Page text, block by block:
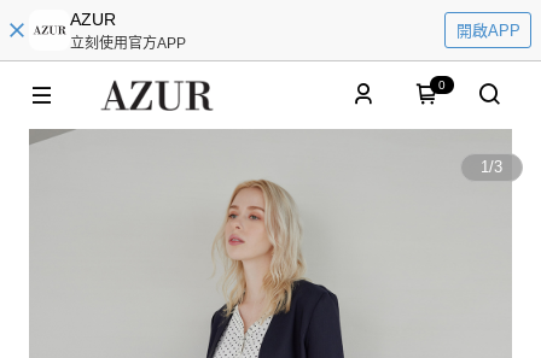
AZUR
立刻使用官方APP
開啟APP
0
1/3